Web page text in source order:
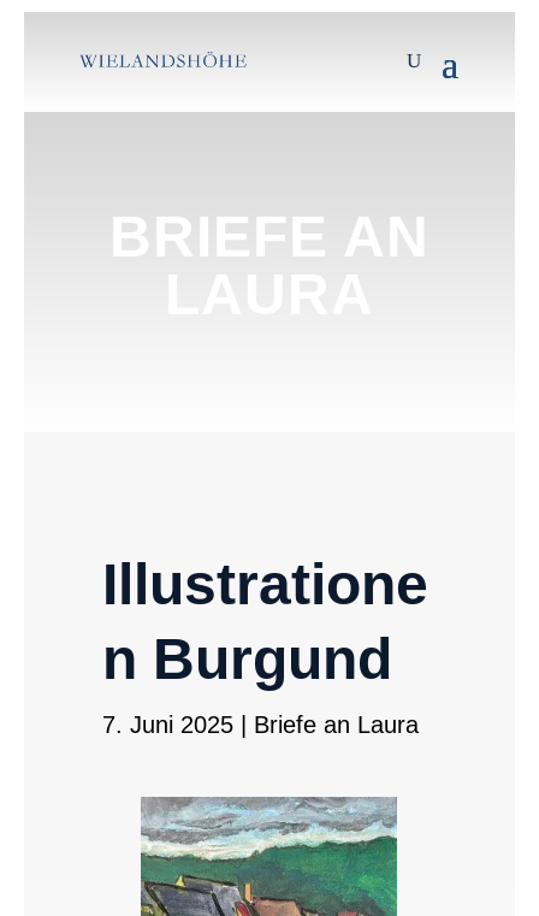
BRIEFE AN
Illustratione
n Burgund
7. Juni 2025| Briefe an Laura